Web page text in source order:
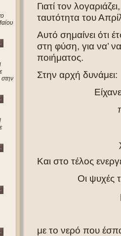
στην
Γιατί τον
ταυτότητα του
Αυτό σημαίνει ότι
στη φύση, για να’
ποιήματος.
Στην αρχή δυνάμει:
Και στο τέλος
Οι ψυχές
με το νερό που